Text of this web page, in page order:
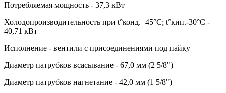
Потребляемая мощность - 37,3 кВт
Холодопроизводительность при t°конд.+45°С; t°кип.-30°С -
40,71 кВт
Исполнение - вентили с присоединениями под пайку
Диаметр патрубков всасывание - 67,0 мм (2 5/8")
Диаметр патрубков нагнетание - 42,0 мм (1 5/8")